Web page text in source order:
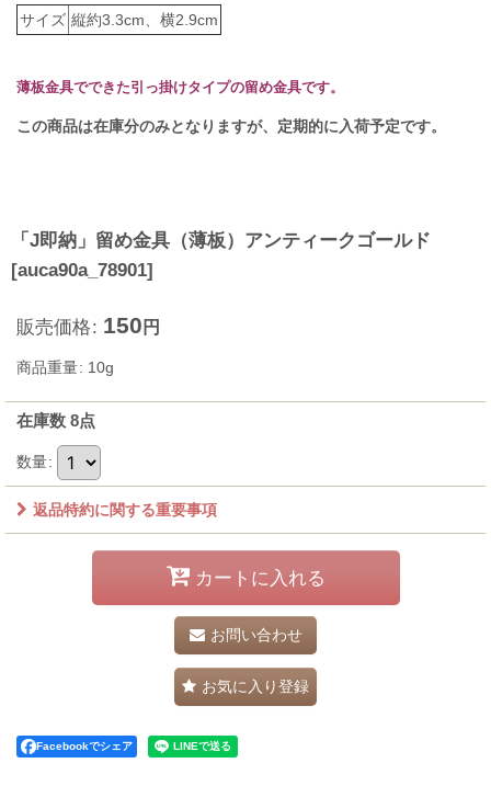
サイズ 縦約3.3cm、横2.9cm
薄板金具でできた引っ掛けタイプの留め金具です。
この商品は在庫分のみとなりますが、定期的に入荷予定です。
「J即納」留め金具（薄板）アンティークゴールド
[auca90a_78901]
販売価格: 150 円
商品重量: 10g
在庫数 8点
数量:
返品特約に関する重要事項
カートに入れる
お問い合わせ
お気に入り登録
Facebookでシェア